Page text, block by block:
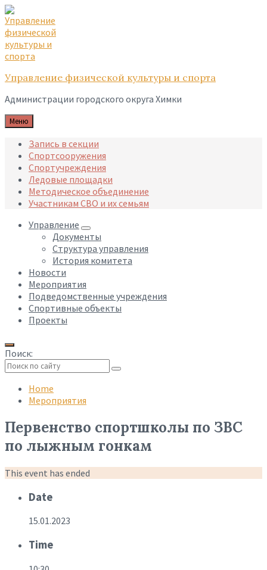
Skip
to
content
Skip
to
main
navigation
Skip
to
footer
Управление физической культуры и спорта
Администрации городского округа Химки
Меню
Запись в секции
Спортсооружения
Спортучреждения
Ледовые площадки
Методическое объединение
Участникам СВО и их семьям
Управление
Документы
Структура управления
История комитета
Новости
Мероприятия
Подведомственные учреждения
Спортивные объекты
Проекты
Поиск:
search
Home
Мероприятия
Первенство спортшколы по ЗВС
по лыжным гонкам
This event has ended
Date
15.01.2023
Time